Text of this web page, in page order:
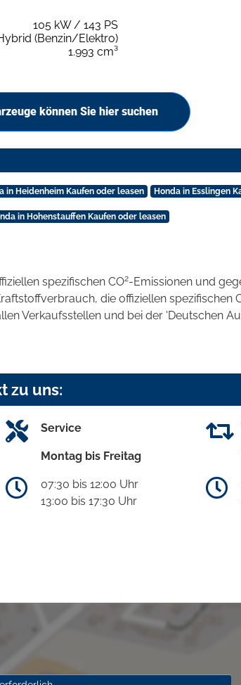
105 kW / 143 PS
(Benzin/Elektro)
1.993 cm³
können Sie hier suchen
in Heidenheim Kaufen oder leasen Honda in Esslingen
in Hohenstauffen Kaufen oder leasen
spezifischen CO2-Emissionen und
die offiziellen spezifischen
Verkaufsstellen und bei der 'Deutschen
zu uns:
Service
Montag bis Freitag
07:30 bis 12:00 Uhr
13:00 bis 17:30 Uhr